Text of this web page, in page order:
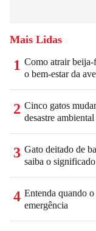
Mais Lidas
1 Como atrair beija-
o bem-estar da ave
2 Cinco gatos
desastre
3 Gato deitado de
saiba o significado
4 Entenda quando
emergência